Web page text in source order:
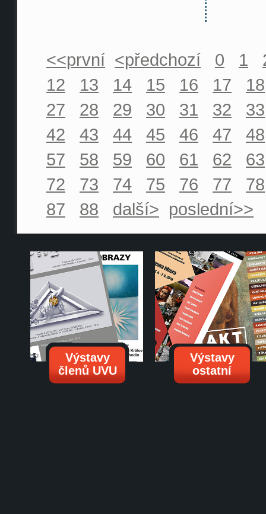
<<první <předchozí 0 1
12
13 14 15 16 17
18
27
28 29 30 31 32
33
42
43 44 45 46 47
48
57
58 59 60 61 62
63
72
73 74 75 76 77
78
87
88 další> poslední>>
Výstavy
členů UVU
Výstavy
ostatní